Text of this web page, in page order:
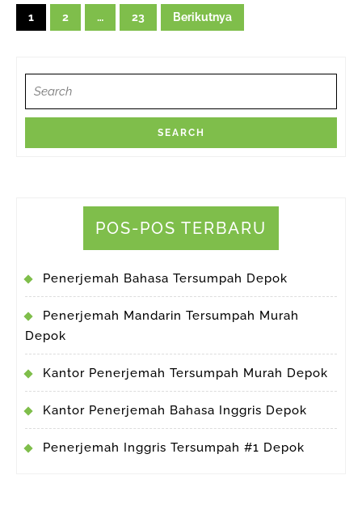
Navigasi
pos
1 2 … 23 Berikutnya
for:
POS-POS TERBARU
Penerjemah Bahasa Tersumpah Depok
Penerjemah Mandarin Tersumpah Murah
Depok
Kantor Penerjemah Tersumpah Murah Depok
Kantor Penerjemah Bahasa Inggris Depok
Penerjemah Inggris Tersumpah #1 Depok